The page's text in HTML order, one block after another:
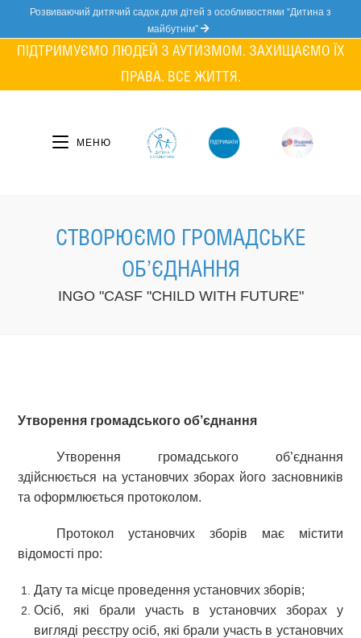
content
Розвиваючий дитячий садок для дітей з особливостями “Дитина з
майбутнім”
ПІДТРИМУЄМО ЛЮДЕЙ З АУТИЗМОМ. ЗАХИЩАЄМО ЇХ
ПРАВА. ВСЕ ЖИТТЯ.
МЕНЮ
СТВОРЮЄМО ГРОМАДСЬКЕ
ОБ’ЄДНАННЯ
INGO "CASF "CHILD WITH FUTURE"
Утворення громадського об’єднання
Утворення громадського об’єднання
здійснюється на установчих зборах його засновників
та оформлюється протоколом.
Протокол установчих зборів має містити
відомості про:
Дату та місце проведення установчих зборів;
Осіб, які брали участь в установчих зборах у
вигляді реєстру осіб, які брали участь в установчих